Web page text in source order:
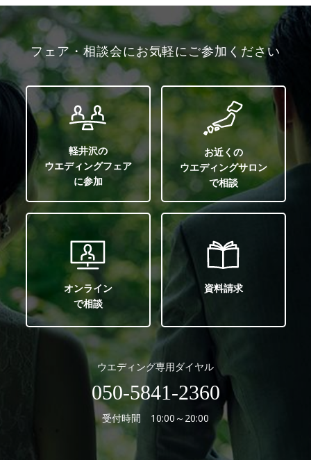
フェア・相談会にお気軽にご参加ください
軽井沢の
ウエディングフェア
に参加
お近くの
ウエディングサロン
で相談
オンライン
で相談
資料請求
ウエディング専用ダイヤル
050-5841-2360
受付時間 10:00～20:00